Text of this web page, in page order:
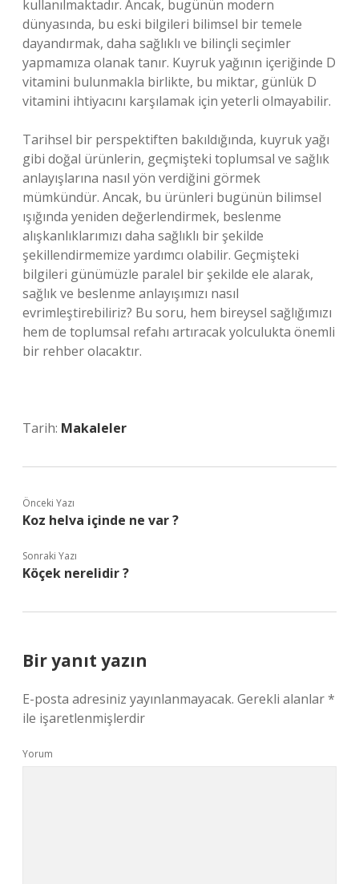
kullanılmaktadır. Ancak, bugünün modern
dünyasında, bu eski bilgileri bilimsel bir temele
dayandırmak, daha sağlıklı ve bilinçli seçimler
yapmamıza olanak tanır. Kuyruk yağının içeriğinde D
vitamini bulunmakla birlikte, bu miktar, günlük D
vitamini ihtiyacını karşılamak için yeterli olmayabilir.
Tarihsel bir perspektiften bakıldığında, kuyruk yağı
gibi doğal ürünlerin, geçmişteki toplumsal ve sağlık
anlayışlarına nasıl yön verdiğini görmek
mümkündür. Ancak, bu ürünleri bugünün bilimsel
ışığında yeniden değerlendirmek, beslenme
alışkanlıklarımızı daha sağlıklı bir şekilde
şekillendirmemize yardımcı olabilir. Geçmişteki
bilgileri günümüzle paralel bir şekilde ele alarak,
sağlık ve beslenme anlayışımızı nasıl
evrimleştirebiliriz? Bu soru, hem bireysel sağlığımızı
hem de toplumsal refahı artıracak yolculukta önemli
bir rehber olacaktır.
Tarih: Makaleler
Önceki Yazı
Koz helva içinde ne var ?
Sonraki Yazı
Köçek nerelidir ?
Bir yanıt yazın
E-posta adresiniz yayınlanmayacak. Gerekli alanlar*
ile işaretlenmişlerdir
Yorum